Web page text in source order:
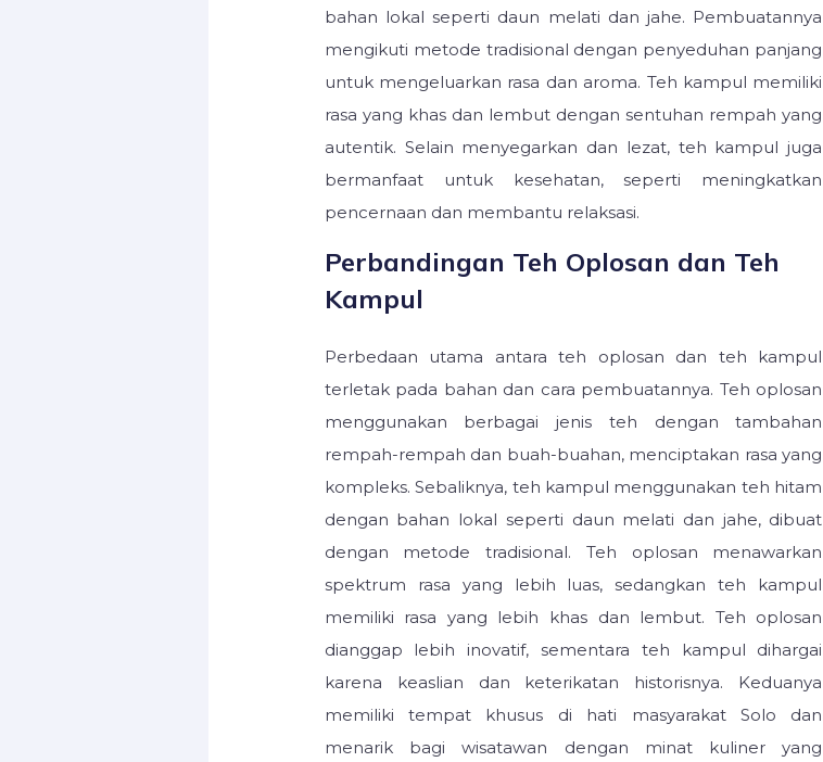
bahan lokal seperti daun melati dan jahe. Pembuatannya
mengikuti metode tradisional dengan penyeduhan panjang
untuk mengeluarkan rasa dan aroma. Teh kampul memiliki
rasa yang khas dan lembut dengan sentuhan rempah yang
autentik. Selain menyegarkan dan lezat, teh kampul juga
bermanfaat untuk kesehatan, seperti meningkatkan
pencernaan dan membantu relaksasi.
Perbandingan Teh Oplosan dan Teh
Kampul
Perbedaan utama antara teh oplosan dan teh kampul
terletak pada bahan dan cara pembuatannya. Teh oplosan
menggunakan berbagai jenis teh dengan tambahan
rempah-rempah dan buah-buahan, menciptakan rasa yang
kompleks. Sebaliknya, teh kampul menggunakan teh hitam
dengan bahan lokal seperti daun melati dan jahe, dibuat
dengan metode tradisional. Teh oplosan menawarkan
spektrum rasa yang lebih luas, sedangkan teh kampul
memiliki rasa yang lebih khas dan lembut. Teh oplosan
dianggap lebih inovatif, sementara teh kampul dihargai
karena keaslian dan keterikatan historisnya. Keduanya
memiliki tempat khusus di hati masyarakat Solo dan
menarik bagi wisatawan dengan minat kuliner yang